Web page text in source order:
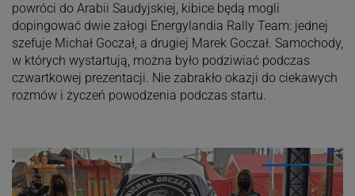
powróci do Arabii Saudyjskiej, kibice będą mogli
dopingować dwie załogi Energylandia Rally Team: jednej
szefuje Michał Goczał, a drugiej Marek Goczał. Samochody,
w których wystartują, można było podziwiać podczas
czwartkowej prezentacji. Nie zabrakło okazji do ciekawych
rozmów i życzeń powodzenia podczas startu.